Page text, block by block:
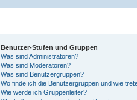
Benutzer-Stufen und Gruppen
Was sind Administratoren?
Was sind Moderatoren?
Was sind Benutzergruppen?
Wo finde ich die Benutzergruppen und wie
Wie werde ich Gruppenleiter?